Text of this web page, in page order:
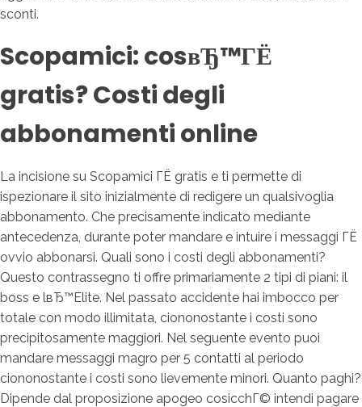
sconti.
Scopamici: cosвЂ™ГЁ
gratis? Costi degli
abbonamenti online
La incisione su Scopamici ГЁ gratis e ti permette di
ispezionare il sito inizialmente di redigere un qualsivoglia
abbonamento. Che precisamente indicato mediante
antecedenza, durante poter mandare e intuire i messaggi ГЁ
ovvio abbonarsi. Quali sono i costi degli abbonamenti?
Questo contrassegno ti offre primariamente 2 tipi di piani: il
boss e lвЂ™Elite. Nel passato accidente hai imbocco per
totale con modo illimitata, ciononostante i costi sono
precipitosamente maggiori. Nel seguente evento puoi
mandare messaggi magro per 5 contatti al periodo
ciononostante i costi sono lievemente minori. Quanto paghi?
Dipende dal proposizione apogeo cosicchГ© intendi pagare